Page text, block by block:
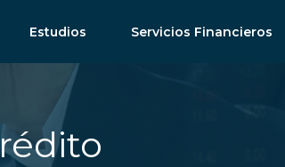
Estudios Servicios Financieros